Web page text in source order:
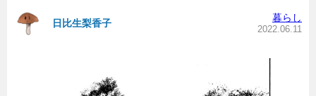
専門家インタビュー
日比生梨香子 暮らし
2022.06.11